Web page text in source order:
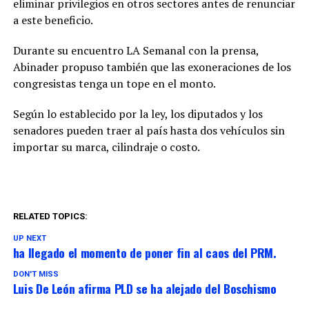
eliminar privilegios en otros sectores antes de renunciar
a este beneficio.
Durante su encuentro LA Semanal con la prensa,
Abinader propuso también que las exoneraciones de los
congresistas tenga un tope en el monto.
Según lo establecido por la ley, los diputados y los
senadores pueden traer al país hasta dos vehículos sin
importar su marca, cilindraje o costo.
RELATED TOPICS:
UP NEXT
ha llegado el momento de poner fin al caos del PRM.
DON'T MISS
Luis De León afirma PLD se ha alejado del Boschismo